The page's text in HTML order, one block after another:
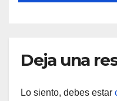
Deja una
Lo siento, debes estar